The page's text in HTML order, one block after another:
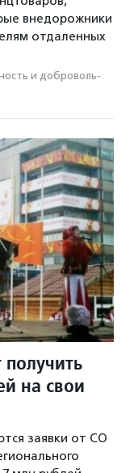
внедорожники
отдаленных
и доброволь­
на свои
заявки от СО